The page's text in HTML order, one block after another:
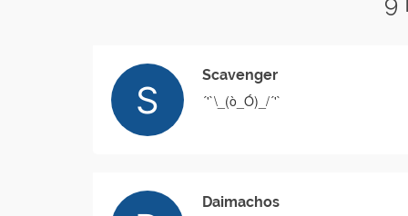
Scavenger
´'`\_(ò_Ó)_/´'`
Daimachos